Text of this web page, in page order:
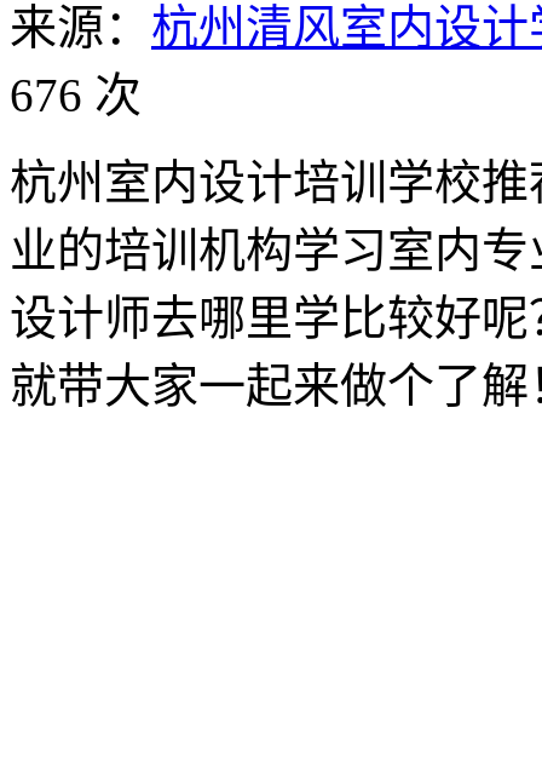
来源： 杭州清风室内设计
676 次
杭州室内设计培训学校
业的培训机构学习室内
设计师去哪里学比较好
就带大家一起来做个了解